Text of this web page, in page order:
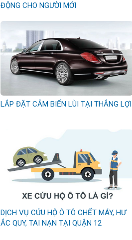
ĐỘNG CHO NGƯỜI MỚI
LẮP ĐẶT CẢM BIẾN LÙI TẠI THẮNG LỢI
DỊCH VỤ CỨU HỘ Ô TÔ CHẾT MÁY, HƯ
ẮC QUY, TAI NẠN TẠI QUẬN 12